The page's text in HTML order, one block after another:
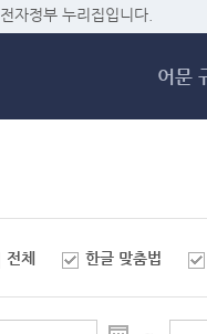
자정부 누리집입니다.
어문
전체 한글 맞춤법